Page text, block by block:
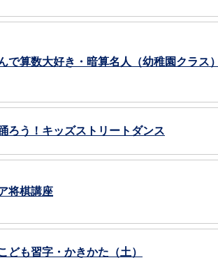
で算数大好き・暗算名人（幼稚園クラス）
ろう！キッズストリートダンス
将棋講座
ども習字・かきかた（土）